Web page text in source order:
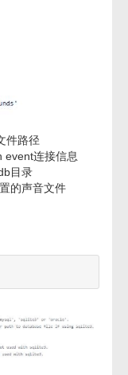
件路径
event连接信息
目录
的声音文件